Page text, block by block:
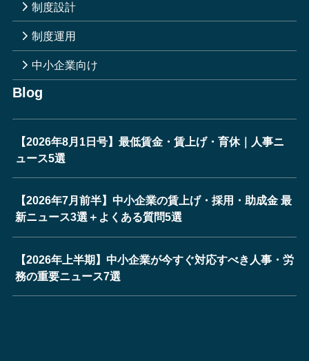
制度設計
制度運用
中小企業向け
Blog
【2026年8月1日号】最低賃金・賃上げ・育休｜人事ニ
ュース5選
【2026年7月前半】中小企業の賃上げ・採用・助成金 最
新ニュース3選＋よくある質問5選
【2026年上半期】中小企業が今すぐ対応すべき人事・労
務の重要ニュース7選